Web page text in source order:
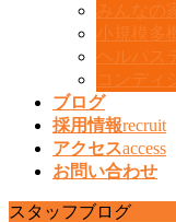
みんなの
小規模多
ヘルパス
コンディ
ブログ
採用情報recruit
アクセスaccess
お問い合わせ
スタッフブログ